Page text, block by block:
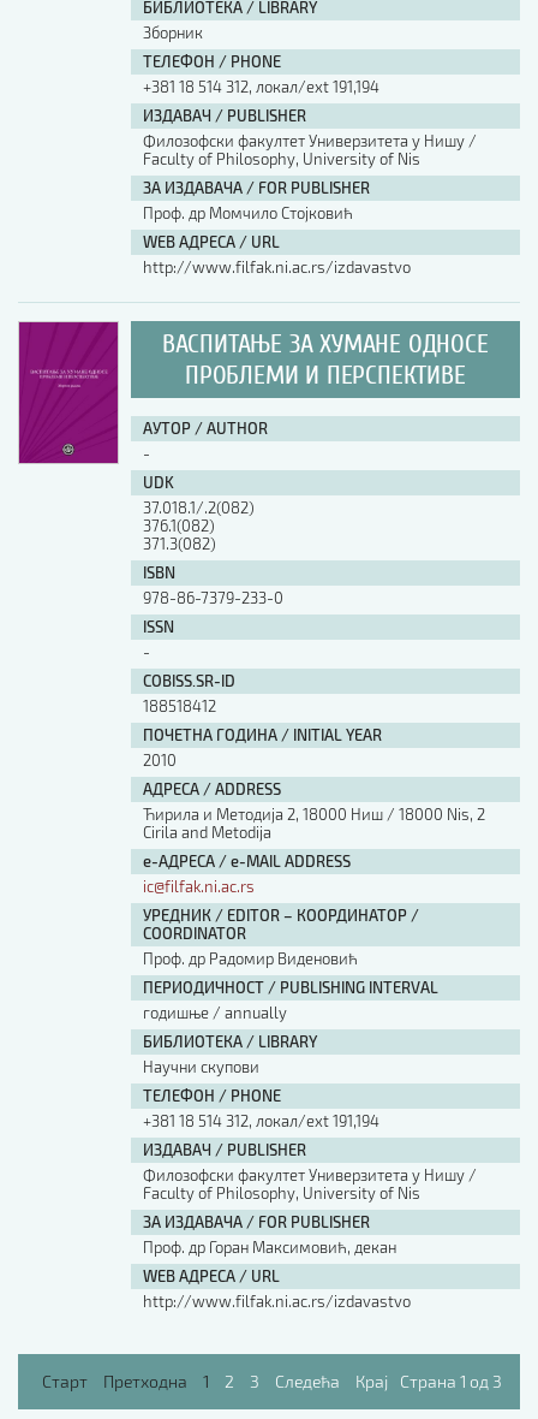
БИБЛИОТЕКА / LIBRARY
Зборник
ТЕЛЕФОН / PHONE
+381 18 514 312, локал/ext 191,194
ИЗДАВАЧ / PUBLISHER
Филозофски факултет Универзитета у Нишу /
Faculty of Philosophy, University of Nis
ЗА ИЗДАВАЧА / FOR PUBLISHER
Проф. др Момчило Стојковић
WEB АДРЕСА / URL
http://www.filfak.ni.ac.rs/izdavastvo
ВАСПИТАЊЕ ЗА ХУМАНЕ ОДНОСЕ
ПРОБЛЕМИ И ПЕРСПЕКТИВЕ
АУТОР / AUTHOR
-
UDK
37.018.1/.2(082)
376.1(082)
371.3(082)
ISBN
978-86-7379-233-0
ISSN
-
COBISS.SR-ID
188518412
ПОЧЕТНА ГОДИНА / INITIAL YEAR
2010
АДРЕСА / ADDRESS
Ћирила и Методија 2, 18000 Ниш / 18000 Nis, 2
Cirila and Metodija
е-АДРЕСА / e-MAIL ADDRESS
ic@filfak.ni.ac.rs
УРЕДНИК / EDITOR – КООРДИНАТОР /
COORDINATOR
Проф. др Радомир Виденовић
ПЕРИОДИЧНОСТ / PUBLISHING INTERVAL
годишње / annually
БИБЛИОТЕКА / LIBRARY
Научни скупови
ТЕЛЕФОН / PHONE
+381 18 514 312, локал/ext 191,194
ИЗДАВАЧ / PUBLISHER
Филозофски факултет Универзитета у Нишу /
Faculty of Philosophy, University of Nis
ЗА ИЗДАВАЧА / FOR PUBLISHER
Проф. др Горан Максимовић, декан
WEB АДРЕСА / URL
http://www.filfak.ni.ac.rs/izdavastvo
Старт Претходна 1 2 3 Следећа Крај Страна 1 од 3